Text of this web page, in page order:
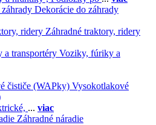
Dekorácie do záhrady
Záhradné traktory, ridery
Voziky, fúriky a
Vysokotlakové
... viac
Záhradné náradie